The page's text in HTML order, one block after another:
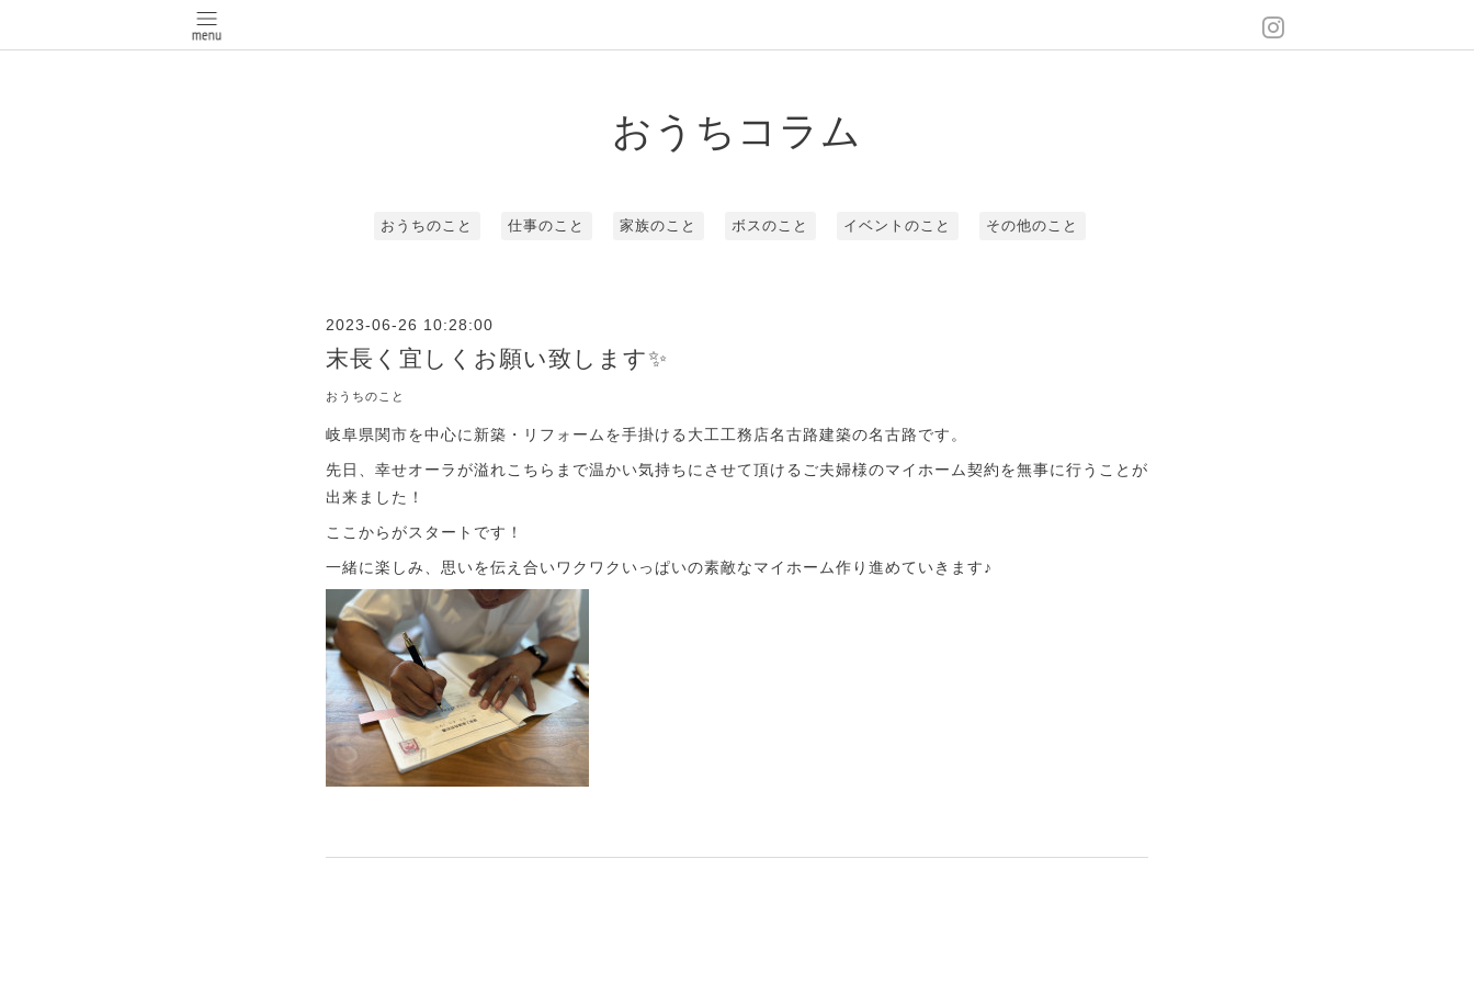
おうちコラム
おうちのこと 仕事のこと 家族のこと ボスのこと イベントのこと その他のこと
2023-06-26 10:28:00
末長く宜しくお願い致します✨
おうちのこと
岐阜県関市を中心に新築・リフォームを手掛ける大工工務店名古路建築の名古路です。
先日、幸せオーラが溢れこちらまで温かい気持ちにさせて頂けるご夫婦様のマイホーム契約を無事に行うことが
出来ました！
ここからがスタートです！
一緒に楽しみ、思いを伝え合いワクワクいっぱいの素敵なマイホーム作り進めていきます♪